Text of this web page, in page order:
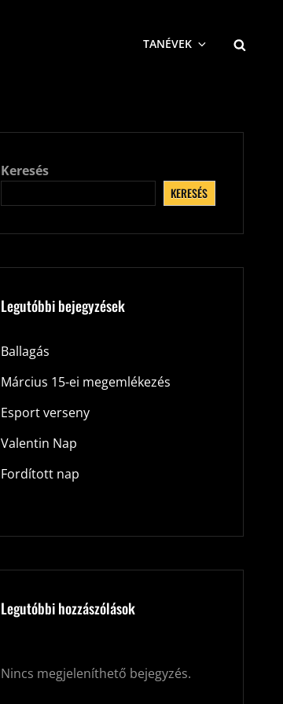
TANÉVEK
Keresés
KERESÉS
Legutóbbi bejegyzések
Ballagás
Március 15-ei megemlékezés
Esport verseny
Valentin Nap
Fordított nap
Legutóbbi hozzászólások
Nincs megjeleníthető bejegyzés.